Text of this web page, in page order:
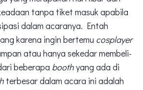
tanpa tiket masuk apabila
dalam acaranya. Entah
karena ingin bertemu cosplayer
atau hanya sekedar membeli-
beberapa boothyang ada di
terbesar dalam acara ini adalah